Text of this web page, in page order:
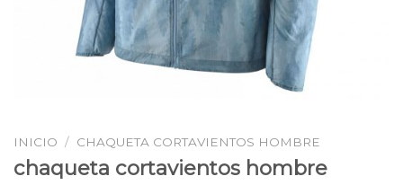
INICIO / CHAQUETA CORTAVIENTOS HOMBRE
chaqueta cortavientos hombre